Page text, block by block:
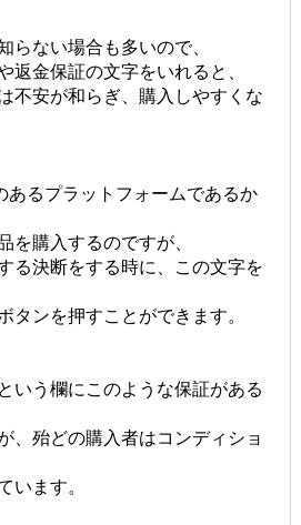
らない場合も多いので、
返金保証の文字をいれると、
不安が和らぎ、購入しやすくな
あるプラットフォームであるか
を購入するのですが、
る決断をする時に、この文字を
タンを押すことができます。
いう欄にこのような保証がある
、殆どの購入者はコンディショ
います。